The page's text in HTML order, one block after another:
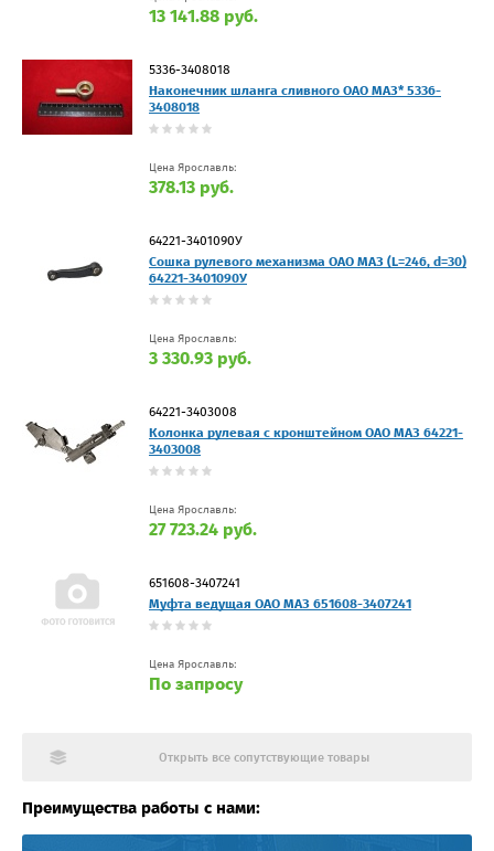
13 141.88 руб.
5336-3408018
Наконечник шланга сливного ОАО МАЗ* 5336-
3408018
Цена Ярославль:
378.13 руб.
64221-3401090У
Сошка рулевого механизма ОАО МАЗ (L=246, d=30)
64221-3401090У
Цена Ярославль:
3 330.93 руб.
64221-3403008
Колонка рулевая с кронштейном ОАО МАЗ 64221-
3403008
Цена Ярославль:
27 723.24 руб.
651608-3407241
Муфта ведущая ОАО МАЗ 651608-3407241
Цена Ярославль:
По запросу
Открыть все сопутствующие товары
Преимущества работы с нами: